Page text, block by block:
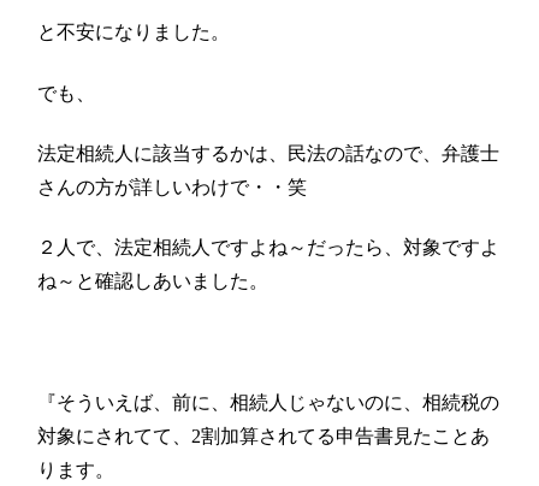
と不安になりました。
でも、
法定相続人に該当するかは、民法の話なので、弁護士
さんの方が詳しいわけで・・笑
２人で、法定相続人ですよね～だったら、対象ですよ
ね～と確認しあいました。
『そういえば、前に、相続人じゃないのに、相続税の
対象にされてて、2割加算されてる申告書見たことあ
ります。